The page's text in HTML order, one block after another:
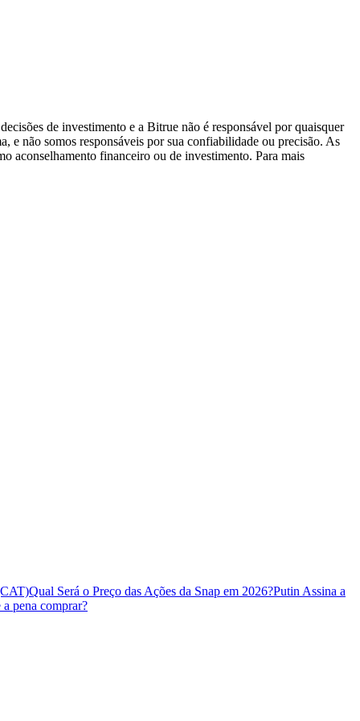
de investimento e a Bitrue não é responsável por quaisquer
e não somos responsáveis por sua confiabilidade ou precisão. As
aconselhamento financeiro ou de investimento. Para mais
Qual Será o Preço das Ações da Snap em 2026?Putin Assina a
pena comprar?